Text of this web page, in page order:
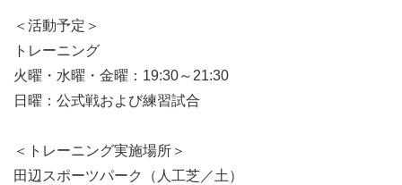
＜活動予定＞
トレーニング
火曜・水曜・金曜：19:30～21:30
日曜：公式戦および練習試合
＜トレーニング実施場所＞
田辺スポーツパーク（人工芝／土）